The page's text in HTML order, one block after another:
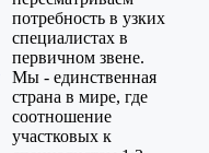
потребность в узких
специалистах в
первичном звене.
Мы - единственная
страна в мире, где
соотношение
участковых к